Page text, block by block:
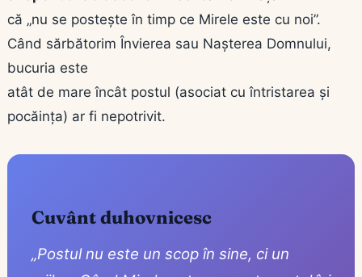
că „nu se postește în timp ce Mirele este cu noi”.
Când sărbătorim Învierea sau Nașterea Domnului,
bucuria este
atât de mare încât postul (asociat cu întristarea și
pocăința) ar fi nepotrivit.
Cuvânt duhovnicesc
„Postul nu este un scop în sine, ci un